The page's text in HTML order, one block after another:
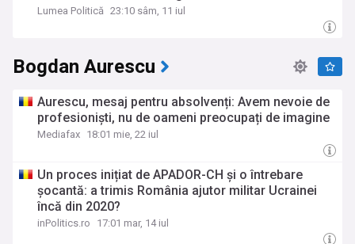
sunt expuse
Lumea Politică 23:10 sâm, 11 iul
Bogdan Aurescu
Aurescu, mesaj pentru absolvenți: Avem nevoie de
profesioniști, nu de oameni preocupați de imagine
Mediafax 18:01 mie, 22 iul
Un proces inițiat de APADOR-CH și o întrebare
șocantă: a trimis România ajutor militar Ucrainei
încă din 2020?
inPolitics.ro 17:01 mar, 14 iul